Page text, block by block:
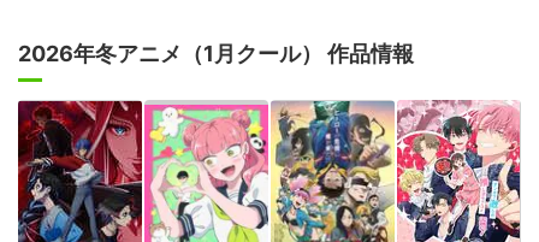
2026年冬アニメ（1月クール） 作品情報